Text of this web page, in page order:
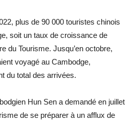
plus de 90 000 touristes chinois
soit un taux de croissance de
du Tourisme. Jusqu’en octobre,
voyagé au Cambodge,
du total des arrivées.
Hun Sen a demandé en juillet
de se préparer à un afflux de